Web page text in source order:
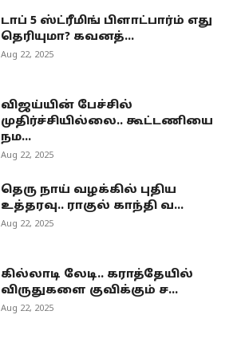
டாப் 5 ஸ்ட்ரீமிங் பிளாட்பார்ம் எது
தெரியுமா? கவனத்...
Aug 22, 2025
விஜய்யின் பேச்சில்
முதிர்ச்சியில்லை.. கூட்டணியை
நம...
Aug 22, 2025
தெரு நாய் வழக்கில் புதிய
உத்தரவு.. ராகுல் காந்தி வ...
Aug 22, 2025
கில்லாடி லேடி.. கராத்தேயில்
விருதுகளை குவிக்கும் ச...
Aug 22, 2025